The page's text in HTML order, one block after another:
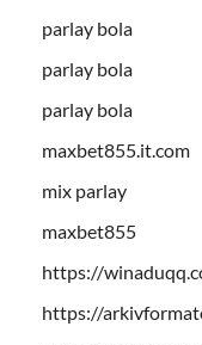
parlay bola
parlay bola
parlay bola
maxbet855.it.com
mix parlay
maxbet855
https://
https://